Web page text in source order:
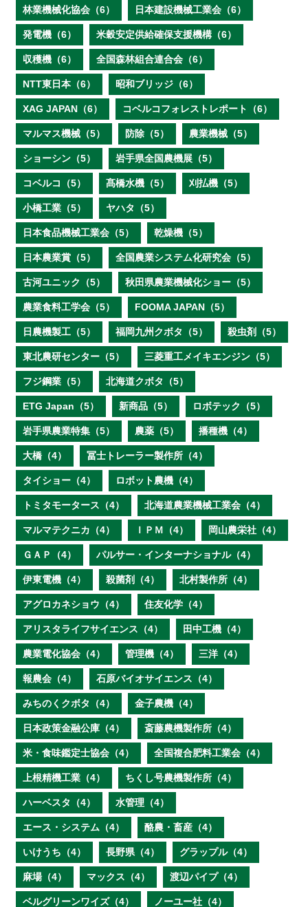
林業機械化協会（6） 日本建設機械工業会（6）
発電機（6） 米穀安定供給確保支援機構（6）
収穫機（6） 全国森林組合連合会（6）
NTT東日本（6） 昭和ブリッジ（6）
XAG JAPAN（6） コベルコフォレストレポート（6）
マルマス機械（5） 防除（5） 農業機械（5）
ショーシン（5） 岩手県全国農機展（5）
コベルコ（5） 髙橋水機（5） 刈払機（5）
小橋工業（5） ヤハタ（5）
日本食品機械工業会（5） 乾燥機（5）
日本農業賞（5） 全国農業システム化研究会（5）
古河ユニック（5） 秋田県農業機械化ショー（5）
農業食料工学会（5） FOOMA JAPAN（5）
日農機製工（5） 福岡九州クボタ（5） 殺虫剤（5）
東北農研センター（5） 三菱重工メイキエンジン（5）
フジ鋼業（5） 北海道クボタ（5）
ETG Japan（5） 新商品（5） ロボテック（5）
岩手県農業特集（5） 農薬（5） 播種機（4）
大橋（4） 冨士トレーラー製作所（4）
タイショー（4） ロボット農機（4）
トミタモータース（4） 北海道農業機械工業会（4）
マルマテクニカ（4） ＩＰＭ（4） 岡山農栄社（4）
ＧＡＰ（4） パルサー・インターナショナル（4）
伊東電機（4） 殺菌剤（4） 北村製作所（4）
アグロカネショウ（4） 住友化学（4）
アリスタライフサイエンス（4） 田中工機（4）
農業電化協会（4） 管理機（4） 三洋（4）
報農会（4） 石原バイオサイエンス（4）
みちのくクボタ（4） 金子農機（4）
日本政策金融公庫（4） 斎藤農機製作所（4）
米・食味鑑定士協会（4） 全国複合肥料工業会（4）
上根精機工業（4） ちくし号農機製作所（4）
ハーベスタ（4） 水管理（4）
エース・システム（4） 酪農・畜産（4）
いけうち（4） 長野県（4） グラップル（4）
麻場（4） マックス（4） 渡辺パイプ（4）
ベルグリーンワイズ（4） ノーユー社（4）